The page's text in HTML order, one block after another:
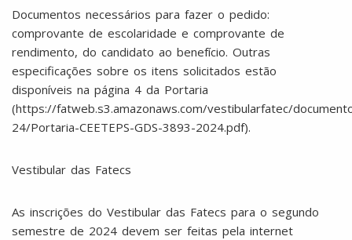
Documentos necessários para fazer o pedido:
comprovante de escolaridade e comprovante de
rendimento, do candidato ao benefício. Outras
especificações sobre os itens solicitados estão
disponíveis na página 4 da Portaria
(https://fatweb.s3.amazonaws.com/vestibularfatec/
24/Portaria-CEETEPS-GDS-3893-2024.pdf).
Vestibular das Fatecs
As inscrições do Vestibular das Fatecs para o segundo
semestre de 2024 devem ser feitas pela internet